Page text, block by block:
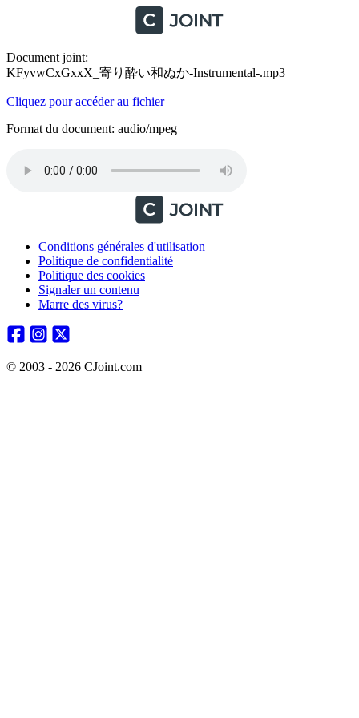
Document joint:
KFyvwCxGxxX_寄り酔い和ぬか-Instrumental-.mp3
Cliquez pour accéder au fichier
Format du document: audio/mpeg
Conditions générales d'utilisation
Politique de confidentialité
Politique des cookies
Signaler un contenu
Marre des virus?
© 2003 - 2026 CJoint.com